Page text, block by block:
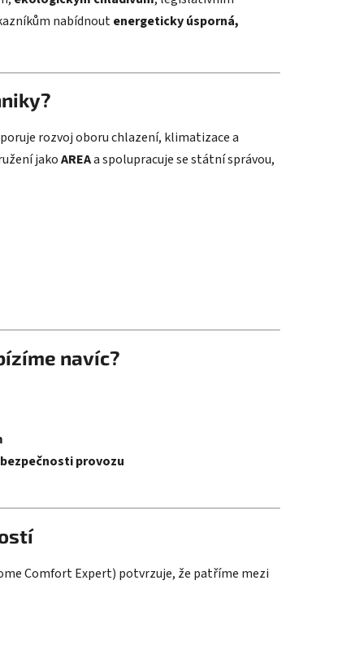
nabídnoutenergeticky úsporná,
rozvoj oboru chlazení, klimatizace a
jakoAREAa spolupracuje se státní správou,
navíc?
provozu
Comfort Expert) potvrzuje, že patříme mezi